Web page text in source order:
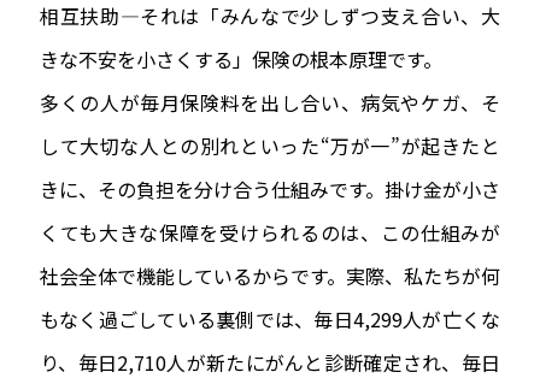
相互扶助―それは「みんなで少しずつ支え合い、大
きな不安を小さくする」保険の根本原理です。
多くの人が毎月保険料を出し合い、病気やケガ、そ
して大切な人との別れといった“万が一”が起きたと
きに、その負担を分け合う仕組みです。掛け金が小さ
くても大きな保障を受けられるのは、この仕組みが
社会全体で機能しているからです。実際、私たちが何
もなく過ごしている裏側では、毎日4,299人が亡くな
り、毎日2,710人が新たにがんと診断確定され、毎日